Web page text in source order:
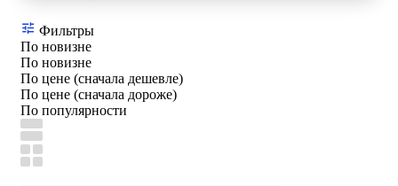
Фильтры
По новизне
По новизне
По цене (сначала дешевле)
По цене (сначала дороже)
По популярности